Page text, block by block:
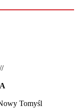
Tomyśl